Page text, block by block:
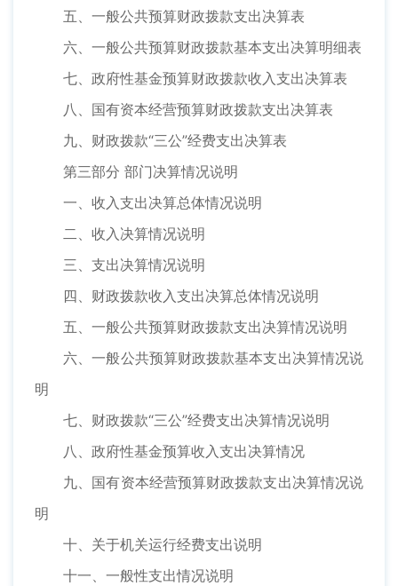
五、一般公共预算财政拨款支出决算表
六、一般公共预算财政拨款基本支出决算明细表
七、政府性基金预算财政拨款收入支出决算表
八、国有资本经营预算财政拨款支出决算表
九、财政拨款“三公”经费支出决算表
第三部分 部门决算情况说明
一、收入支出决算总体情况说明
二、收入决算情况说明
三、支出决算情况说明
四、财政拨款收入支出决算总体情况说明
五、一般公共预算财政拨款支出决算情况说明
六、一般公共预算财政拨款基本支出决算情况说
明
七、财政拨款“三公”经费支出决算情况说明
八、政府性基金预算收入支出决算情况
九、国有资本经营预算财政拨款支出决算情况说
明
十、关于机关运行经费支出说明
十一、一般性支出情况说明